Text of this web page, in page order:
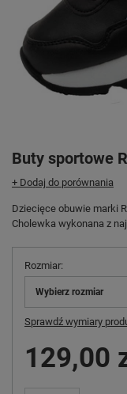
Buty sportowe
+ Dodaj do porównania
Dziecięce obuwie marki
Cholewka wykonana z
Rozmiar
Wybierz rozmiar
Sprawdź wymiary
129,00